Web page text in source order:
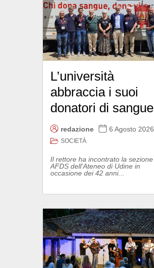
L’università
abbraccia i suoi
donatori di sangue
redazione 6 Agosto 2026
SOCIETÀ
Il rettore ha incontrato la sezione
AFDS dell'Ateneo di Udine in
occasione dei 42 anni...